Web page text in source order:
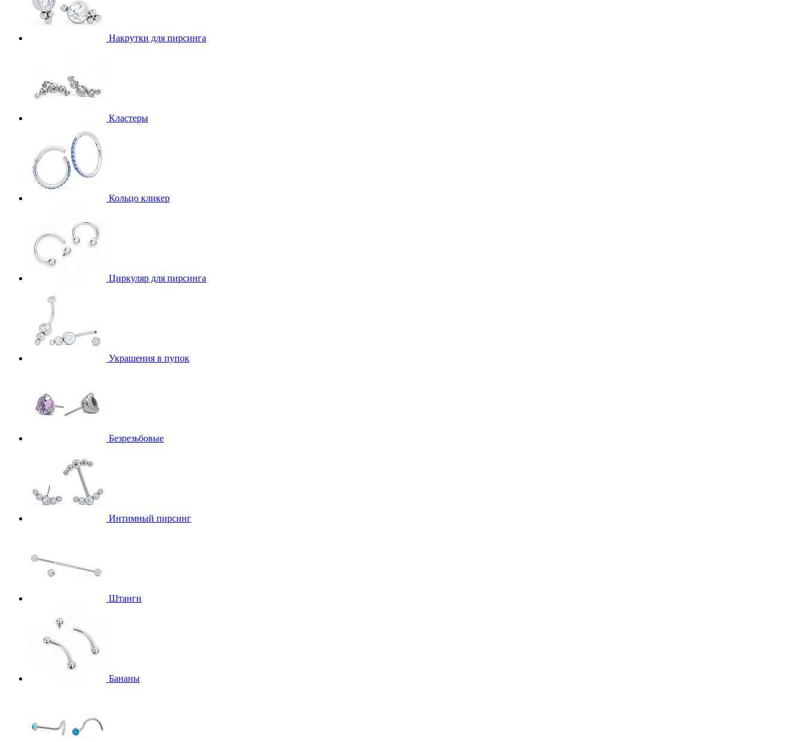
Накрутки для пирсинга
Кластеры
Кольцо кликер
Циркуляр для пирсинга
Украшения в пупок
Безрезьбовые
Интимный пирсинг
Штанги
Бананы